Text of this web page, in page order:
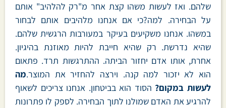
שלהם. ואז לעשות משהו קצת אחר מ"רק להלהיב" אותם
על הבחירה. למה?כי אם אנחנו מלהיבים אותם לבחור
במשהו. אנחנו משקיעים בעיקר במעורבות הרגשית שלהם.
שהיא נדרשת. רק שהיא חייבת להיות מאוזנת בהיגיון.
אחרת, אותו אדם יחזור הביתה. ההתרגשות תרד. פתאום
הוא לא יזכור למה קנה. וירצה להחזיר את המוצר.מה
לעשות במקום? הסוד הוא בביטחון. אנחנו צריכים לשאוף
להרגיע את האדם שמולנו לתוך הבחירה. לספק לו פתרונות